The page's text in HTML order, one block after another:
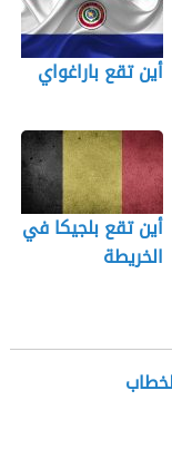
أين تقع باراغواي
أين تقع بلجيكا في
الخريطة